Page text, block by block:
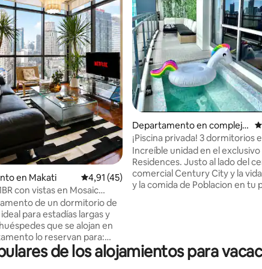
de 5. 485 evaluaciones
en Makati Calificación promedio: 4,91 de 5. 45
4,91 (45)
con vistas en Mosaic
de un dormitorio de
para estadías largas y
lo reservan para:
desde una★ esquina
Departamento en complejo
residencial en Poblacion
¡Piscina privada! 3 dormitorios
con TV de 65 pulgadas y Netflix
Increíble unidad en el
Residences. Justo al lado del centro
comercial Century City y la
y la comida de Poblacion en tu
gran espacio (120 metros
de los alojamientos para